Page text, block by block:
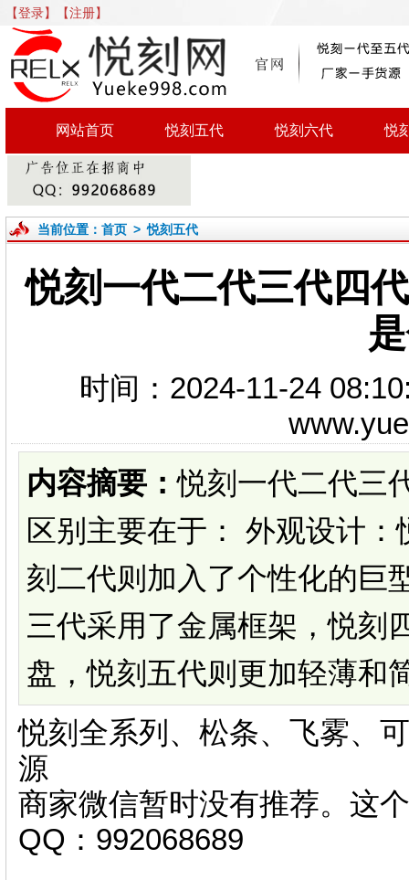
【登录】 【注册】
网站首页 悦刻五代 悦刻六代 悦
当前位置： 首页>悦刻五代
悦刻一代二代三代四
时间：2024-11-24
内容摘要：悦刻一代二代三
区别主要在于： 外观设计
刻二代则加入了个性化的巨
三代采用了金属框架，悦刻
盘，悦刻五代则更加轻薄和
悦刻全系列、松条、飞雾、
源
商家微信暂时没有推荐。这
QQ：992068689